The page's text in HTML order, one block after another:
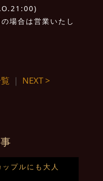
場合は営業いたし
｜ NEXT >
プルにも大人